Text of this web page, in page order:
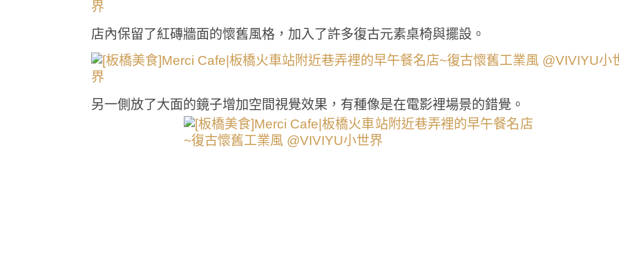
店內保留了紅磚牆面的懷舊風格，加入了許多復古元素桌椅與擺設。
另一側放了大面的鏡子增加空間視覺效果，有種像是在電影裡場景的錯覺。